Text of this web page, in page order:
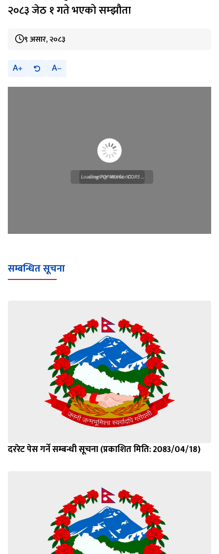
२०८३ जेठ १ गते भएको सम्झौता
९ असार, २०८३
A A
Loading WEBGL 3D ...
Loading PDF Worker CORS ...
सम्बन्धित सूचना
दररेट पेस गर्ने सम्बन्धी सूचना (प्रकाशित मिति: 2083/04/18)